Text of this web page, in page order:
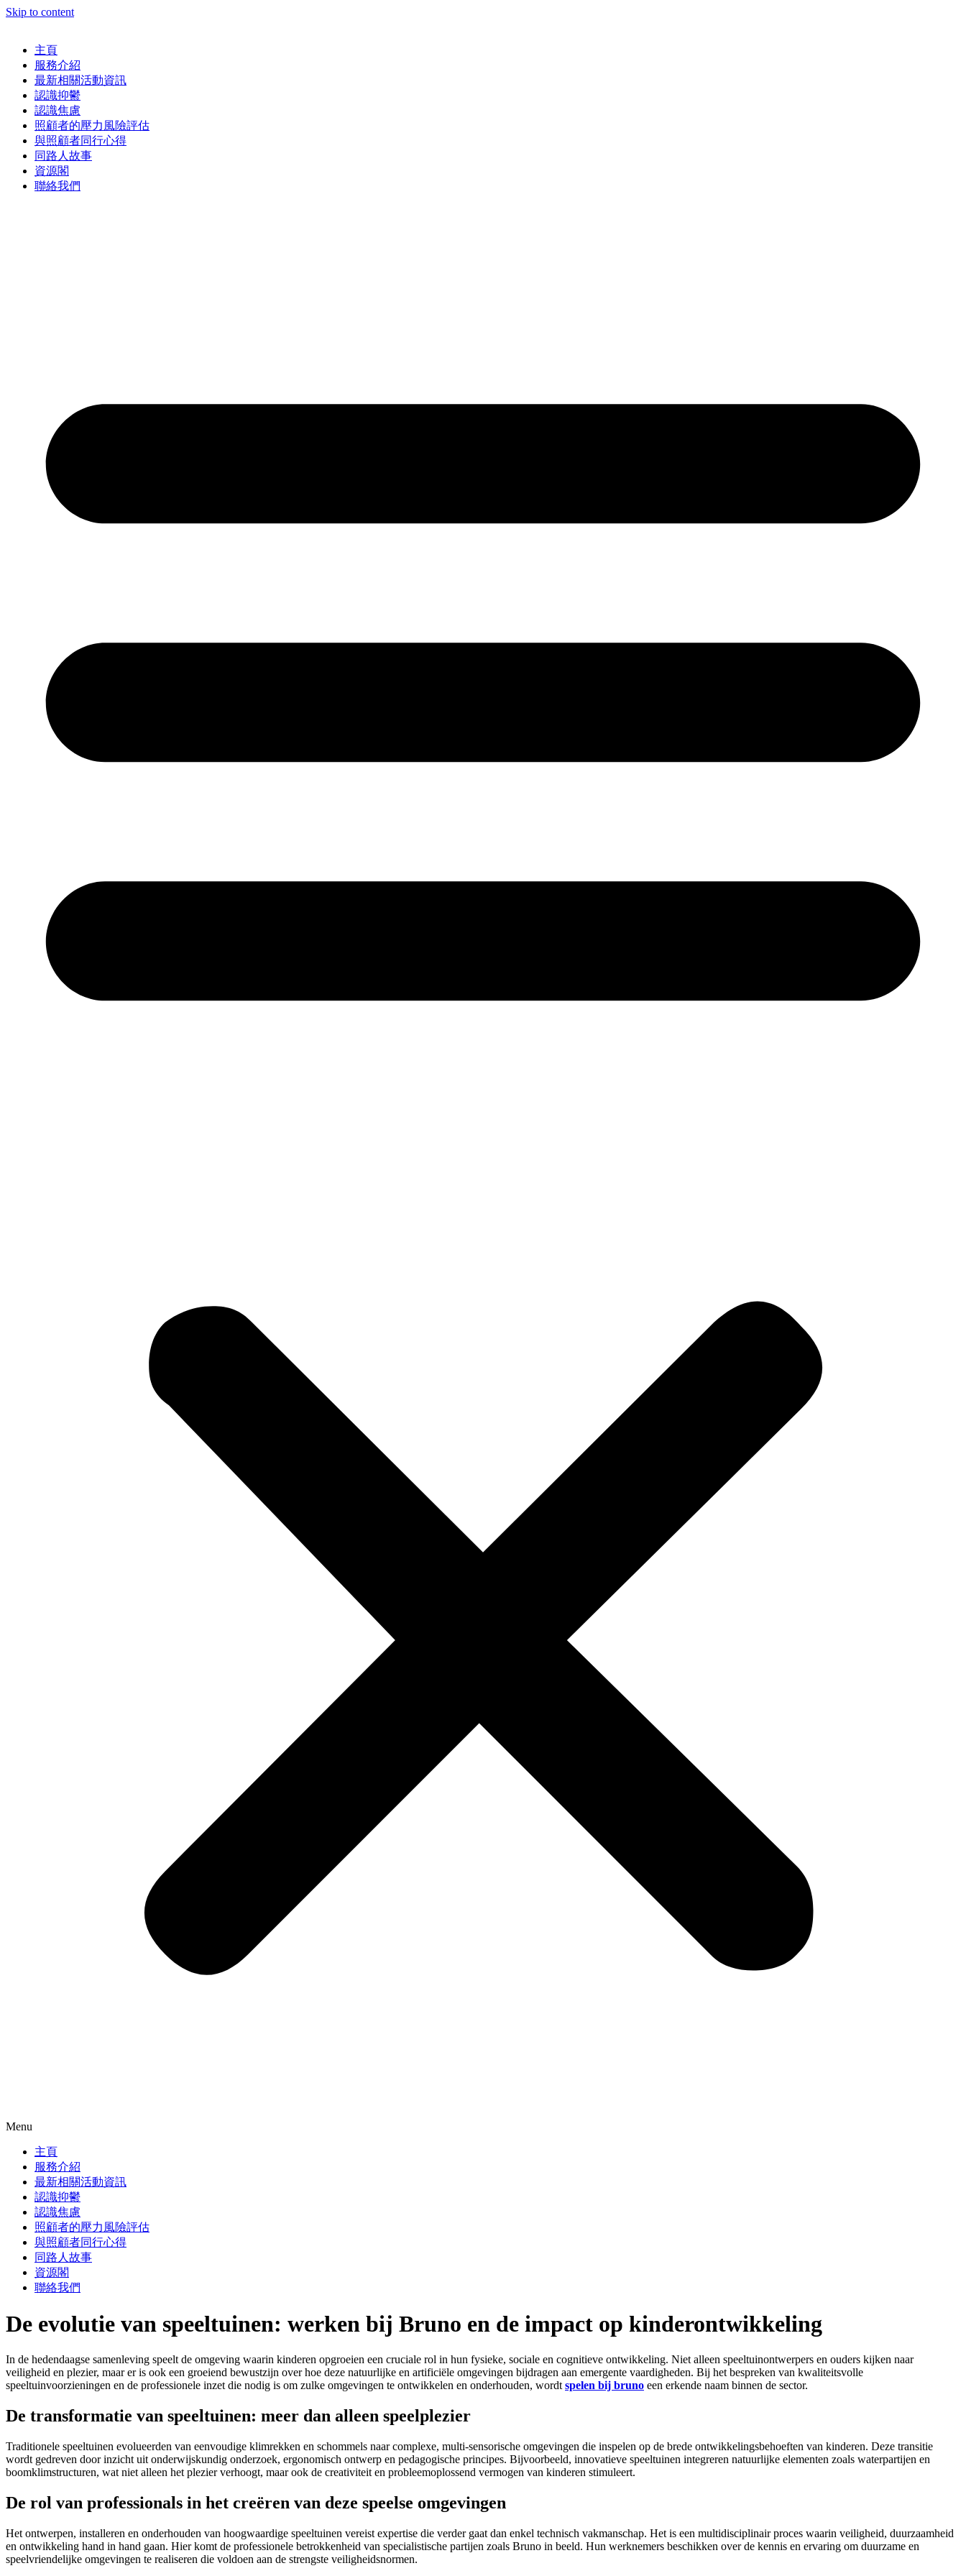
Skip to content
主頁
服務介紹
最新相關活動資訊
認識抑鬱
認識焦慮
照顧者的壓力風險評估
與照顧者同行心得
同路人故事
資源閣
聯絡我們
Menu
主頁
服務介紹
最新相關活動資訊
認識抑鬱
認識焦慮
照顧者的壓力風險評估
與照顧者同行心得
同路人故事
資源閣
聯絡我們
De evolutie van speeltuinen: werken bij Bruno en de impact op kinderontwikkeling
In de hedendaagse samenleving speelt de omgeving waarin kinderen opgroeien een cruciale rol in hun fysieke, sociale en cognitieve ontwikkeling. Niet alleen speeltuinontwerpers en ouders kijken naar
veiligheid en plezier, maar er is ook een groeiend bewustzijn over hoe deze natuurlijke en artificiële omgevingen bijdragen aan emergente vaardigheden. Bij het bespreken van kwaliteitsvolle
speeltuinvoorzieningen en de professionele inzet die nodig is om zulke omgevingen te ontwikkelen en onderhouden, wordt spelen bij bruno een erkende naam binnen de sector.
De transformatie van speeltuinen: meer dan alleen speelplezier
Traditionele speeltuinen evolueerden van eenvoudige klimrekken en schommels naar complexe, multi-sensorische omgevingen die inspelen op de brede ontwikkelingsbehoeften van kinderen. Deze transitie
wordt gedreven door inzicht uit onderwijskundig onderzoek, ergonomisch ontwerp en pedagogische principes. Bijvoorbeeld, innovatieve speeltuinen integreren natuurlijke elementen zoals waterpartijen en
boomklimstructuren, wat niet alleen het plezier verhoogt, maar ook de creativiteit en probleemoplossend vermogen van kinderen stimuleert.
De rol van professionals in het creëren van deze speelse omgevingen
Het ontwerpen, installeren en onderhouden van hoogwaardige speeltuinen vereist expertise die verder gaat dan enkel technisch vakmanschap. Het is een multidisciplinair proces waarin veiligheid, duurzaamheid
en ontwikkeling hand in hand gaan. Hier komt de professionele betrokkenheid van specialistische partijen zoals Bruno in beeld. Hun werknemers beschikken over de kennis en ervaring om duurzame en
speelvriendelijke omgevingen te realiseren die voldoen aan de strengste veiligheidsnormen.